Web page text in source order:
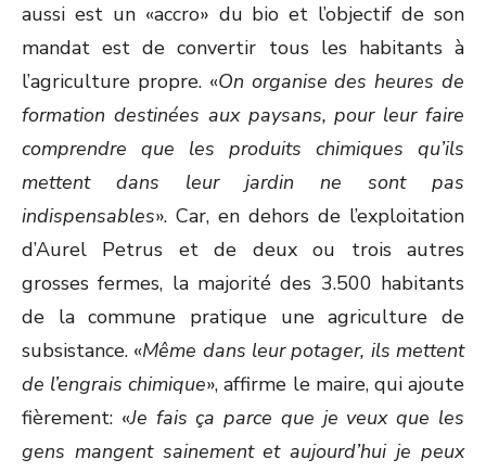
aussi est un «accro» du bio et l’objectif de son
mandat est de convertir tous les habitants à
l’agriculture propre. «On organise des heures de
formation destinées aux paysans, pour leur faire
comprendre que les produits chimiques qu’ils
mettent dans leur jardin ne sont pas
indispensables». Car, en dehors de l’exploitation
d’Aurel Petrus et de deux ou trois autres
grosses fermes, la majorité des 3.500 habitants
de la commune pratique une agriculture de
subsistance. «Même dans leur potager, ils mettent
de l’engrais chimique», affirme le maire, qui ajoute
fièrement: «Je fais ça parce que je veux que les
gens mangent sainement et aujourd’hui je peux